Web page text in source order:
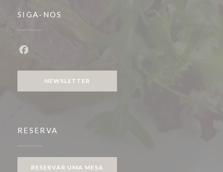
SIGA-NOS
NEWSLETTER
RESERVA
RESERVAR UMA MESA